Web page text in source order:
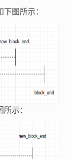
图所示：
示：